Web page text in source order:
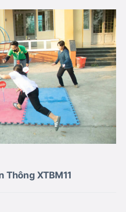
Thông XTBM11